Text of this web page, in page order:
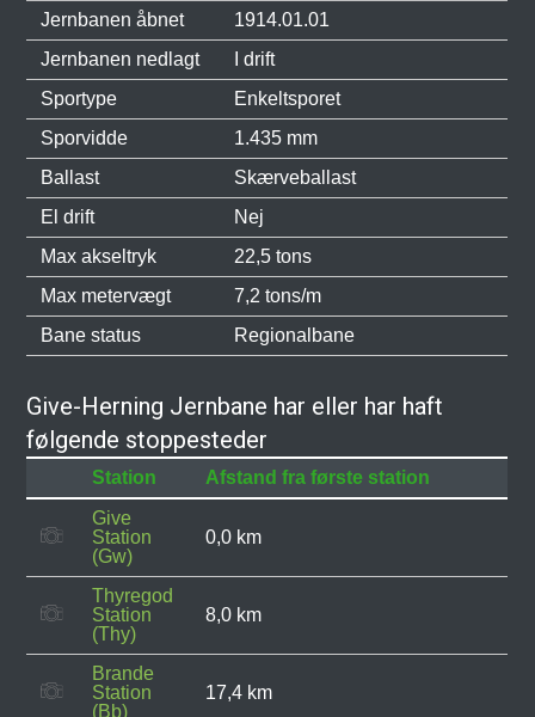
Jernbanen åbnet
1914.01.01
Jernbanen nedlagt
I drift
Sportype
Enkeltsporet
Sporvidde
1.435 mm
Ballast
Skærveballast
El drift
Nej
Max akseltryk
22,5 tons
Max metervægt
7,2 tons/m
Bane status
Regionalbane
Give-Herning Jernbane har eller har haft
følgende stoppesteder
Station
Afstand fra første station
Give
Station
(Gw)
0,0 km
Thyregod
Station
(Thy)
8,0 km
Brande
Station
(Bb)
17,4 km